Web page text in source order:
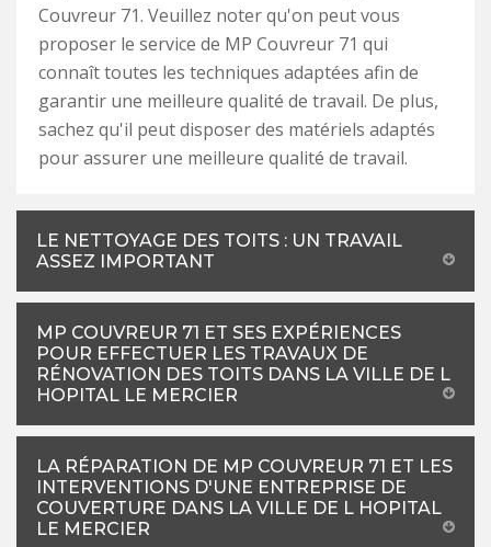
Couvreur 71. Veuillez noter qu'on peut vous
proposer le service de MP Couvreur 71 qui
connaît toutes les techniques adaptées afin de
garantir une meilleure qualité de travail. De plus,
sachez qu'il peut disposer des matériels adaptés
pour assurer une meilleure qualité de travail.
LE NETTOYAGE DES TOITS : UN TRAVAIL
ASSEZ IMPORTANT
MP COUVREUR 71 ET SES EXPÉRIENCES
POUR EFFECTUER LES TRAVAUX DE
RÉNOVATION DES TOITS DANS LA VILLE DE L
HOPITAL LE MERCIER
LA RÉPARATION DE MP COUVREUR 71 ET LES
INTERVENTIONS D'UNE ENTREPRISE DE
COUVERTURE DANS LA VILLE DE L HOPITAL
LE MERCIER